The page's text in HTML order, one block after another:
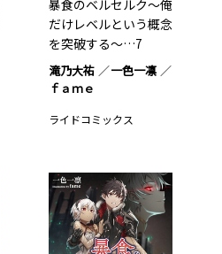
暴食のベルセルク～俺
だけレベルという概念
を突破する～…7
滝乃大祐
一色一凛
ｆａｍｅ
ライドコミックス